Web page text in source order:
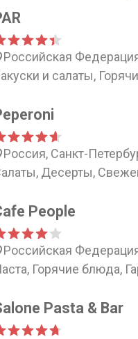
Российская
и салаты,
Россия, Санкт-
Десерты,
People
Российская
Горячие блюда,
Pasta & Bar